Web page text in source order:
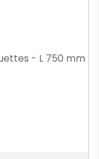
- L 750 mm